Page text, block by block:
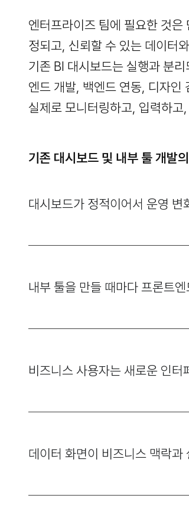
엔터프라이즈 팀에 필요한 것
정되고, 신뢰할 수 있는 데이터
기존 BI 대시보드는 실행과 분
엔드 개발, 백엔드 연동, 디자인
실제로 모니터링하고, 입력하
기존 대시보드 및 내부 툴 개발
대시보드가 정적이어서 운영
내부 툴을 만들 때마다 프론트
비즈니스 사용자는 새로운 인
데이터 화면이 비즈니스 맥락